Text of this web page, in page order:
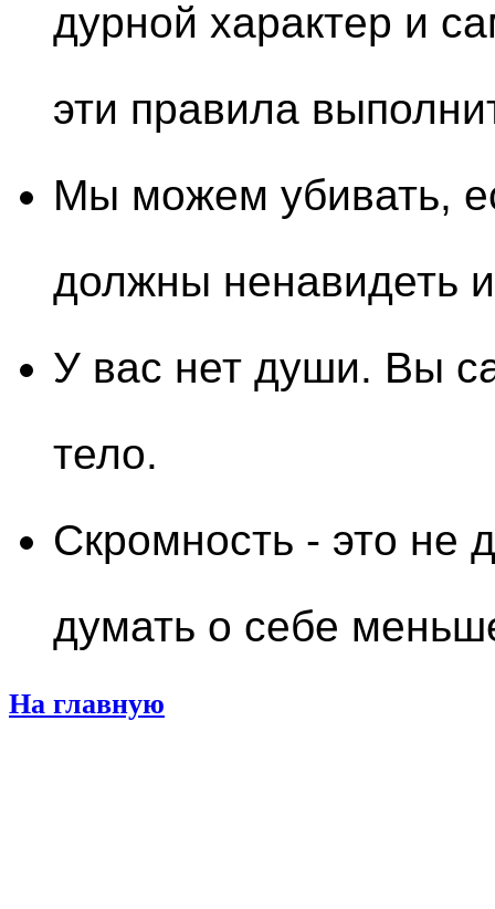
дурной характер и
эти правила
Мы можем убивать,
должны ненавидеть
У вас нет души. Вы
тело.
Скромность - это не
думать о себе
На главную